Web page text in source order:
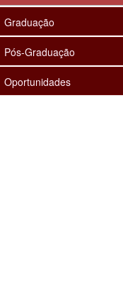
Graduação
Pós-Graduação
Oportunidades